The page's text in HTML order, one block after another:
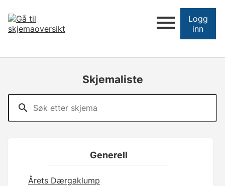
Logg
inn
Skjemaliste
Generell
Årets Dærgaklump